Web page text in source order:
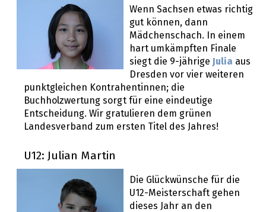
Wenn Sachsen etwas richtig
gut können, dann
Mädchenschach. In einem
hart umkämpften Finale
siegt die 9-jährige
Julia aus
Dresden vor vier weiteren
punktgleichen Kontrahentinnen; die
Buchholzwertung sorgt für eine eindeutige
Entscheidung. Wir gratulieren dem grünen
Landesverband zum ersten Titel des Jahres!
U12: Julian Martin
Die Glückwünsche für die
U12-Meisterschaft gehen
dieses Jahr an den